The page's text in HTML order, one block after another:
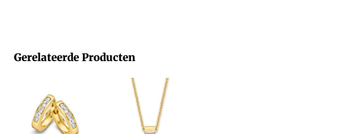
Gerelateerde Producten